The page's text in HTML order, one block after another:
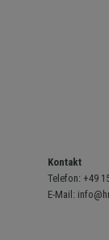
Kontakt
Telefon: +49
E-Mail: